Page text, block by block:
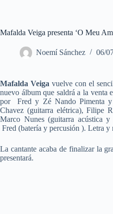
Mafalda Veiga presenta ‘O Meu
Noemí Sánchez 06/
Mafalda Veiga vuelve con el
nuevo álbum que saldrá a la venta
por Fred y Zé Nando Pimenta
Chavez (guitarra elétrica), Filipe
Marco Nunes (guitarra acústica
Fred (batería y percusión ). Letra y
La cantante acaba de finalizar la
presentará.